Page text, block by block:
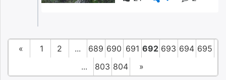
« 1 2 ... 689 690 691 692 693 694 695
...
803 804 »